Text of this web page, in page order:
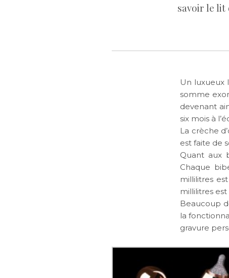
savoir le lit
Un luxueux
somme
devenant
six mois à
La crèche
est faite de
Quant aux
Chaque
millilitres
millilitres
Beaucoup
la
gravure